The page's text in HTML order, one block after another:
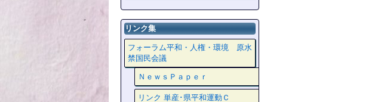
リンク集
フォーラム平和・人権・環境 原水
禁国民会議
ＮｅｗｓＰａｐｅｒ
リンク 単産･県平和運動Ｃ